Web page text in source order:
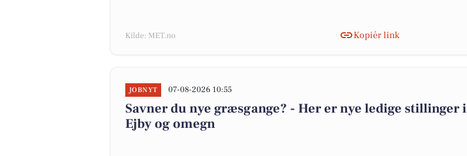
Kilde: MET.no Kopiér link
JOBNYT 07-08-2026 10:55
Savner du nye græsgange? - Her er nye ledige stillinger i
Ejby og omegn